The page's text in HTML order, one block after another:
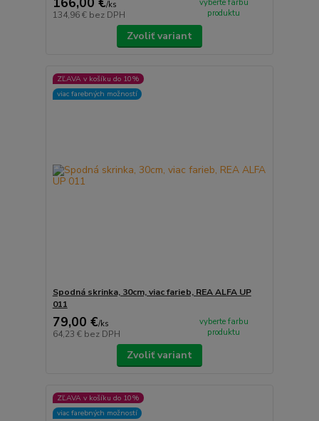
/ks
134,96 € bez DPH
vyberte farbu
produktu
Zvoliť variant
ZĽAVA v košíku do 10%
viac farebných možností
Spodná skrinka, 30cm, viac farieb, REA ALFA UP
011
79,00 €/ks
64,23 € bez DPH
vyberte farbu
produktu
Zvoliť variant
ZĽAVA v košíku do 10%
viac farebných možností